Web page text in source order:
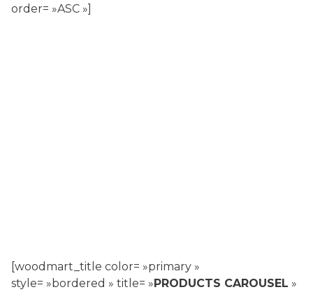
order= »ASC »]
[woodmart_title color= »primary »
style= »bordered » title= »PRODUCTS CAROUSEL »